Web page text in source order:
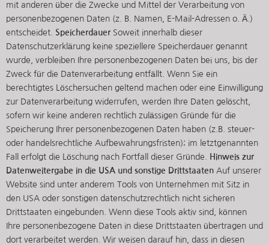
mit anderen über die Zwecke und Mittel der Verarbeitung von
personenbezogenen Daten (z. B. Namen, E-Mail-Adressen o. Ä.)
entscheidet. Speicherdauer Soweit innerhalb dieser
Datenschutzerklärung keine speziellere Speicherdauer genannt
wurde, verbleiben Ihre personenbezogenen Daten bei uns, bis der
Zweck für die Datenverarbeitung entfällt. Wenn Sie ein
berechtigtes Löschersuchen geltend machen oder eine Einwilligung
zur Datenverarbeitung widerrufen, werden Ihre Daten gelöscht,
sofern wir keine anderen rechtlich zulässigen Gründe für die
Speicherung Ihrer personenbezogenen Daten haben (z.B. steuer-
oder handelsrechtliche Aufbewahrungsfristen); im letztgenannten
Fall erfolgt die Löschung nach Fortfall dieser Gründe.
Hinweis zur
Datenweitergabe in die USA und sonstige Drittstaaten Auf unserer
Website sind unter anderem Tools von Unternehmen mit Sitz in
den USA oder sonstigen datenschutzrechtlich nicht sicheren
Drittstaaten eingebunden. Wenn diese Tools aktiv sind, können
Ihre personenbezogene Daten in diese Drittstaaten übertragen und
dort verarbeitet werden. Wir weisen darauf hin, dass in diesen